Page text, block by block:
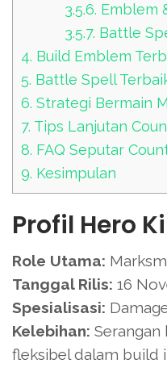
3.5.6. Emblem
3.5.7. Battle
4. Build Emblem
5. Battle Spell
6. Strategi Bermain
7. Tips Lanjutan
8. FAQ Seputar
9. Kesimpulan
Profil Hero
Role Utama:
Tanggal Rilis: 16
Spesialisasi:
Kelebihan: Serangan
fleksibel dalam build